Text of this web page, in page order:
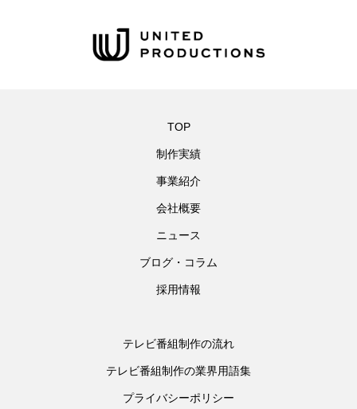
TOP
制作実績
事業紹介
会社概要
ニュース
ブログ・コラム
採用情報
テレビ番組制作の流れ
テレビ番組制作の業界用語集
プライバシーポリシー